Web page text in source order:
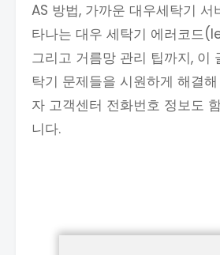
AS 방법, 가까운 대우세탁기 서
타나는 대우 세탁기 에러코드
그리고 거름망 관리 팁까지, 이
탁기 문제들을 시원하게 해결
자 고객센터 전화번호 정보도
니다.